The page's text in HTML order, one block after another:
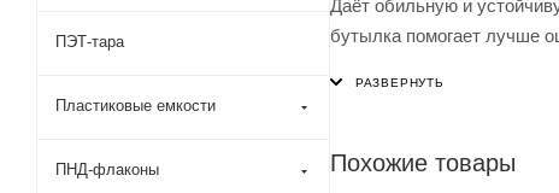
Даёт обильную и
бутылка помогает лучше
Похожие товары
ПЭТ-тара
Пластиковые емкости
ПНД-флаконы